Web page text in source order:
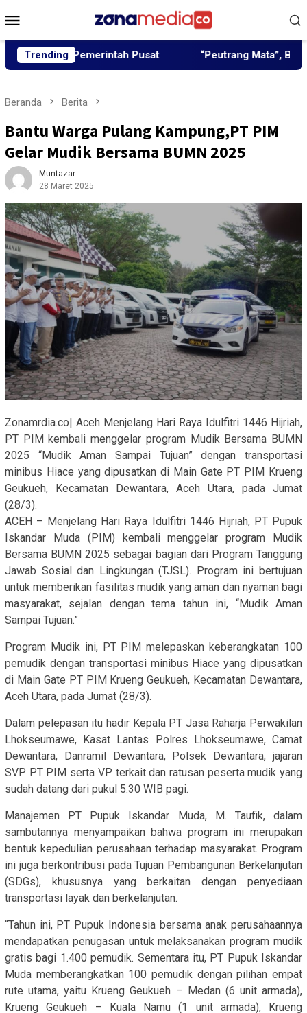
ke
Mobile
Trending
Pemerintah Pusat “Peutrang Mata”, BRA Aceh
Beranda Berita
Bantu Warga Pulang Kampung,PT PIM
Gelar Mudik Bersama BUMN 2025
Muntazar
28 Maret 2025
Zonamrdia.co| Aceh Menjelang Hari Raya Idulfitri 1446 Hijriah,
PT PIM kembali menggelar program Mudik Bersama BUMN
2025 “Mudik Aman Sampai Tujuan” dengan transportasi
minibus Hiace yang dipusatkan di Main Gate PT PIM Krueng
Geukueh, Kecamatan Dewantara, Aceh Utara, pada Jumat
(28/3).
ACEH – Menjelang Hari Raya Idulfitri 1446 Hijriah, PT Pupuk
Iskandar Muda (PIM) kembali menggelar program Mudik
Bersama BUMN 2025 sebagai bagian dari Program Tanggung
Jawab Sosial dan Lingkungan (TJSL). Program ini bertujuan
untuk memberikan fasilitas mudik yang aman dan nyaman bagi
masyarakat, sejalan dengan tema tahun ini, “Mudik Aman
Sampai Tujuan.”
Program Mudik ini, PT PIM melepaskan keberangkatan 100
pemudik dengan transportasi minibus Hiace yang dipusatkan
di Main Gate PT PIM Krueng Geukueh, Kecamatan Dewantara,
Aceh Utara, pada Jumat (28/3).
Dalam pelepasan itu hadir Kepala PT Jasa Raharja Perwakilan
Lhokseumawe, Kasat Lantas Polres Lhokseumawe, Camat
Dewantara, Danramil Dewantara, Polsek Dewantara, jajaran
SVP PT PIM serta VP terkait dan ratusan peserta mudik yang
sudah datang dari pukul 5.30 WIB pagi.
Manajemen PT Pupuk Iskandar Muda, M. Taufik, dalam
sambutannya menyampaikan bahwa program ini merupakan
bentuk kepedulian perusahaan terhadap masyarakat. Program
ini juga berkontribusi pada Tujuan Pembangunan Berkelanjutan
(SDGs), khususnya yang berkaitan dengan penyediaan
transportasi layak dan berkelanjutan.
“Tahun ini, PT Pupuk Indonesia bersama anak perusahaannya
mendapatkan penugasan untuk melaksanakan program mudik
gratis bagi 1.400 pemudik. Sementara itu, PT Pupuk Iskandar
Muda memberangkatkan 100 pemudik dengan pilihan empat
rute utama, yaitu Krueng Geukueh – Medan (6 unit armada),
Krueng Geukueh – Kuala Namu (1 unit armada), Krueng